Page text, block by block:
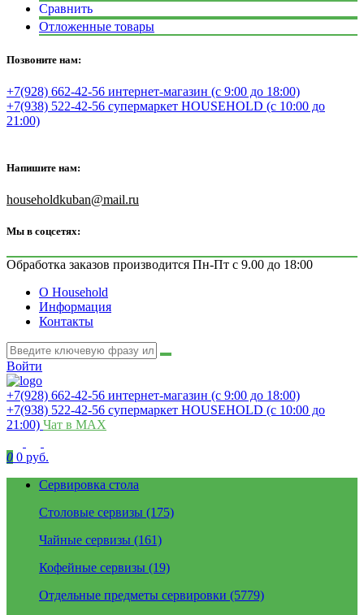
Сравнить
Отложенные товары
Позвоните нам:
+7(928) 662-42-56 интернет-магазин (с 9:00 до 18:00)
+7(938) 522-42-56 супермаркет HOUSEHOLD (с 10:00 до
21:00)
Напишите нам:
householdkuban@mail.ru
Мы в соцсетях:
Обработка заказов производится Пн-Пт с 9.00 до 18:00
О Household
Информация
Контакты
Войти
+7(928) 662-42-56 интернет-магазин (с 9:00 до 18:00)
+7(938) 522-42-56 супермаркет HOUSEHOLD (с 10:00 до
21:00) Чат в MAX
0 0 руб.
Сервировка стола
Столовые сервизы (175)
Чайные сервизы (161)
Кофейные сервизы (19)
Отдельные предметы сервировки (5779)